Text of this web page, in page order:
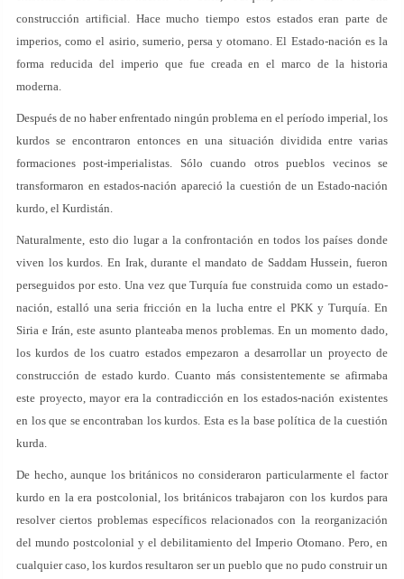
construcción artificial. Hace mucho tiempo estos estados eran parte de
imperios, como el asirio, sumerio, persa y otomano. El Estado-nación es la
forma reducida del imperio que fue creada en el marco de la historia
moderna.
Después de no haber enfrentado ningún problema en el período imperial, los
kurdos se encontraron entonces en una situación dividida entre varias
formaciones post-imperialistas. Sólo cuando otros pueblos vecinos se
transformaron en estados-nación apareció la cuestión de un Estado-nación
kurdo, el Kurdistán.
Naturalmente, esto dio lugar a la confrontación en todos los países donde
viven los kurdos. En Irak, durante el mandato de Saddam Hussein, fueron
perseguidos por esto. Una vez que Turquía fue construida como un estado-
nación, estalló una seria fricción en la lucha entre el PKK y Turquía. En
Siria e Irán, este asunto planteaba menos problemas. En un momento dado,
los kurdos de los cuatro estados empezaron a desarrollar un proyecto de
construcción de estado kurdo. Cuanto más consistentemente se afirmaba
este proyecto, mayor era la contradicción en los estados-nación existentes
en los que se encontraban los kurdos. Esta es la base política de la cuestión
kurda.
De hecho, aunque los británicos no consideraron particularmente el factor
kurdo en la era postcolonial, los británicos trabajaron con los kurdos para
resolver ciertos problemas específicos relacionados con la reorganización
del mundo postcolonial y el debilitamiento del Imperio Otomano. Pero, en
cualquier caso, los kurdos resultaron ser un pueblo que no pudo construir un